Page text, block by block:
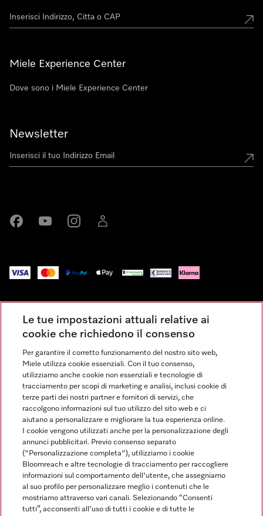
Miele Experience Center
Dove sono i Miele Experience Center
Newsletter
Condizioni Generali di Vendita
Privacy
Condizioni di Utilizzo
Dichiarazione di Accessibilità
Modulo di recesso
Legge sui servizi digitali
Impostazioni dei cookie
FINANZIAMENTO FINO A 50 MESI CON OPZIONE 10 E TASSO
ZERO
Le tue impostazioni attuali relative ai
cookie che richiedono il consenso
Per garantire il corretto funzionamento del nostro sito web,
Miele utilizza cookie essenziali. Con il tuo consenso,
utilizziamo anche cookie non essenziali e tecnologie di
tracciamento per scopi di marketing e analisi, inclusi cookie di
terze parti dei nostri partner e fornitori di servizi, che
raccolgono informazioni sul tuo utilizzo del sito web e ci
aiutano a personalizzare e migliorare la tua esperienza online.
I cookie vengono utilizzati anche per la personalizzazione degli
annunci pubblicitari. Previo consenso separato
("Personalizzazione completa"), utilizziamo i cookie
Bloomreach e altre tecnologie di tracciamento per raccogliere
informazioni sul comportamento dell'utente, che assegniamo
al suo profilo per personalizzare meglio i contenuti che le
mostriamo attraverso vari canali. Selezionando “Consenti
tutti”, acconsenti all'uso di tutti i cookie e di tutte le